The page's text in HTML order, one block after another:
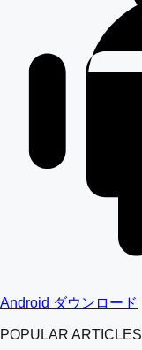
Android ダウンロード
POPULAR ARTICLES